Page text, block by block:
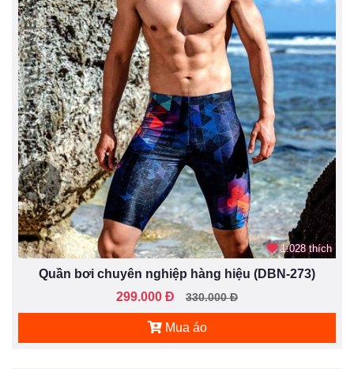
1.028 thích
Quần bơi chuyên nghiệp hàng hiệu (DBN-273)
299.000 Đ
330.000 Đ
Mua áo